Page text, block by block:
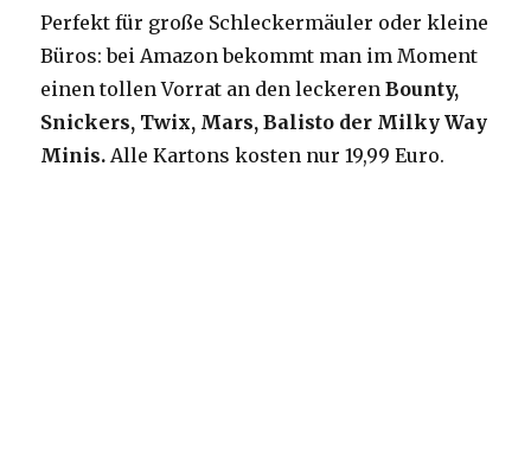
Perfekt für große Schleckermäuler oder kleine
Büros: bei Amazon bekommt man im Moment
einen tollen Vorrat an den leckeren Bounty,
Snickers, Twix, Mars, Balisto der Milky Way
Minis. Alle Kartons kosten nur 19,99 Euro.